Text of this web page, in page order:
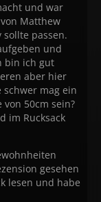
und war
Matthew
passen.
und
bin ich gut
aber hier
mag ein
50cm sein?
im Rucksack
gesehen
lesen und habe